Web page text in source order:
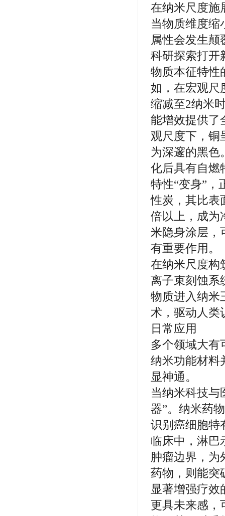
在纳米尺度施
当物质维度缩
属性会发生颠
科研探索打开
物质本征特性
如，在宏观尺
缩减至2纳米
能增效提供
观尺度下，铜
为深邃的黑色
化后具有自燃
特性“变身”，
性炭，其比表
倍以上，成为
米隐身涂层，
有重要作用。
在纳米尺度构
离子束刻蚀系
物质进入纳米
术，驱动人类
日常应用
多个领域大有
纳米功能材料
显神通。
当纳米科技与
器”。纳米药
识别癌细胞特
临床中，淋巴
肿瘤边界，为
药物，则能突
显著增强疗效
更具未来感，